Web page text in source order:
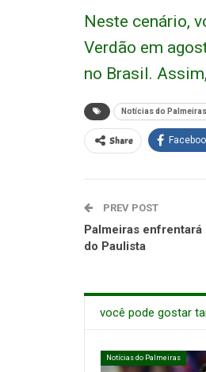
Neste cenário,
Verdão em
no Brasil.
Notícias do Palmeiras
Share
PREV POST
Palmeiras
do Paulista
você pode gostar
Notícias do Palmeiras